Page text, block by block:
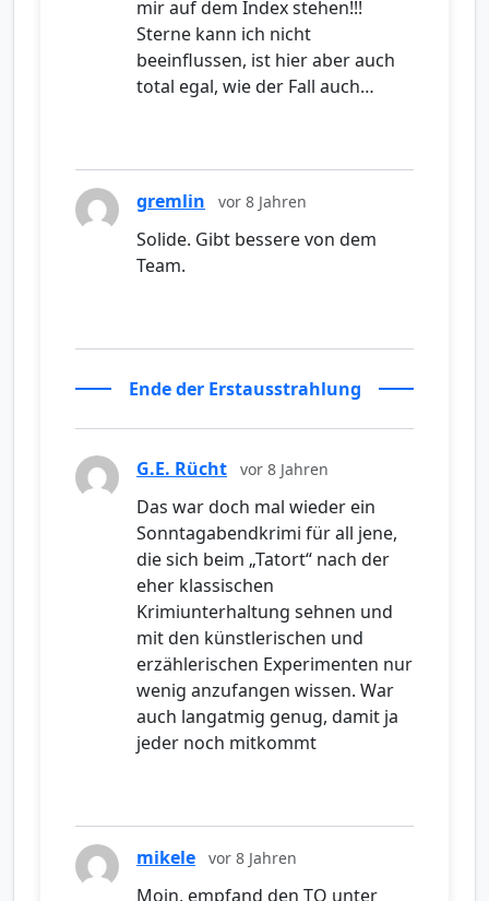
mir auf dem Index stehen!!!
Sterne kann ich nicht
beeinflussen, ist hier aber auch
total egal, wie der Fall auch…
gremlin vor 8 Jahren
Solide. Gibt bessere von dem
Team.
Ende der Erstausstrahlung
G.E. Rücht vor 8 Jahren
Das war doch mal wieder ein
Sonntagabendkrimi für all jene,
die sich beim „Tatort“ nach der
eher klassischen
Krimiunterhaltung sehnen und
mit den künstlerischen und
erzählerischen Experimenten nur
wenig anzufangen wissen. War
auch langatmig genug, damit ja
jeder noch mitkommt
mikele vor 8 Jahren
Moin, empfand den TO unter